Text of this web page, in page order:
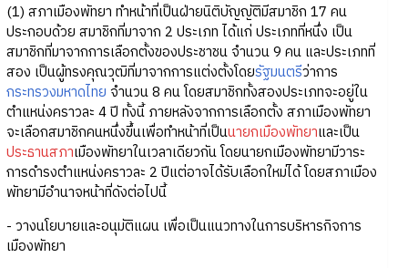
(1) สภาเมืองพัทยา ทำหน้าที่เป็นฝ่ายนิติบัญญัติมีสมาชิก 17 คน
ประกอบด้วย สมาชิกที่มาจาก 2 ประเภท ได้แก่ ประเภทที่หนึ่ง เป็น
สมาชิกที่มาจากการเลือกตั้งของประชาชน จำนวน 9 คน และประเภทที่
สอง เป็นผู้ทรงคุณวุฒิที่มาจากการแต่งตั้งโดยรัฐมนตรีว่าการ
กระทรวงมหาดไทย จำนวน 8 คน โดยสมาชิกทั้งสองประเภทจะอยู่ใน
ตำแหน่งคราวละ 4 ปี ทั้งนี้ ภายหลังจากการเลือกตั้ง สภาเมืองพัทยา
จะเลือกสมาชิกคนหนึ่งขึ้นเพื่อทำหน้าที่เป็นนายกเมืองพัทยาและเป็น
ประธานสภาเมืองพัทยาในเวลาเดียวกัน โดยนายกเมืองพัทยามีวาระ
การดำรงตำแหน่งคราวละ 2 ปีแต่อาจได้รับเลือกใหม่ได้ โดยสภาเมือง
พัทยามีอำนาจหน้าที่ดังต่อไปนี้
- วางนโยบายและอนุมัติแผน เพื่อเป็นแนวทางในการบริหารกิจการ
เมืองพัทยา